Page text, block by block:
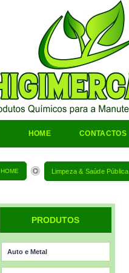
HOME CONTACTOS
HOME Limpeza & Saúde Pública
PRODUTOS
Auto e Metal